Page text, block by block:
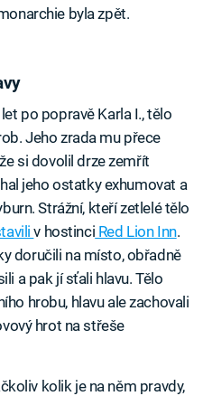
byla zpět.
po popravě Karla I., tělo
Jeho zrada mu přece
si dovolil drze zemřít
jeho ostatky exhumovat a
Strážní, kteří zetlelé tělo
v hostinci Red Lion Inn.
doručili na místo, obřadně
a pak jí sťali hlavu. Tělo
hrobu, hlavu ale zachovali
hrot na střeše
kolik je na něm pravdy,